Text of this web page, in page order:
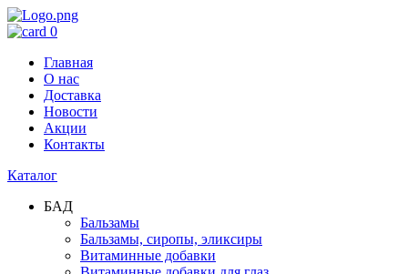
0
Главная
О нас
Доставка
Новости
Акции
Контакты
Каталог
БАД
Бальзамы
Бальзамы, сиропы, эликсиры
Витаминные добавки